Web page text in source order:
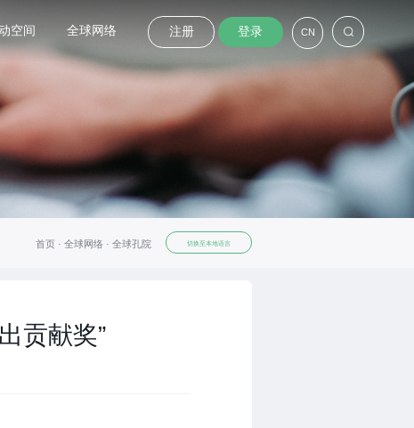
空间 全球网络 注册 登录 CN
首页 · 全球网络 · 全球孔院 切换至本地语言
贡献奖”